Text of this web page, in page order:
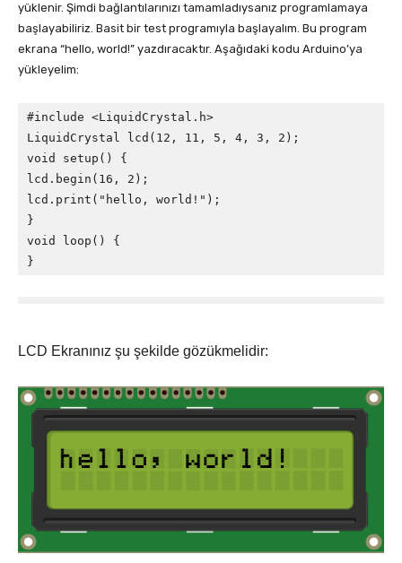
yüklenir. Şimdi bağlantılarınızı tamamladıysanız programlamaya
başlayabiliriz. Basit bir test programıyla başlayalım. Bu program
ekrana “hello, world!” yazdıracaktır. Aşağıdaki kodu Arduino’ya
yükleyelim:
#include <LiquidCrystal.h>
LiquidCrystal lcd(12, 11, 5, 4, 3, 2);
void setup() {
lcd.begin(16, 2);
lcd.print("hello, world!");
}
void loop() {
}
LCD Ekranınız şu şekilde gözükmelidir: